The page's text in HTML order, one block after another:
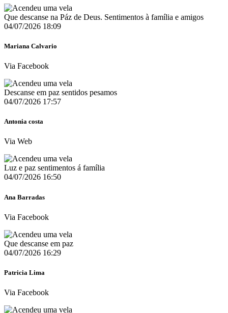
Que descanse na Páz de Deus. Sentimentos à família e amigos
04/07/2026 18:09
Mariana Calvario
Via Facebook
Descanse em paz sentidos pesamos
04/07/2026 17:57
Antonia costa
Via Web
Luz e paz sentimentos á família
04/07/2026 16:50
Ana Barradas
Via Facebook
Que descanse em paz
04/07/2026 16:29
Patricia Lima
Via Facebook